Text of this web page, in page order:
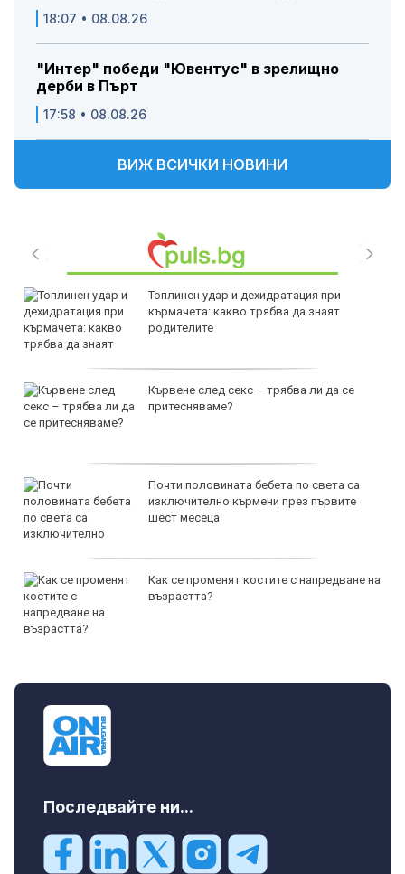
18:07 • 08.08.26
"Интер" победи "Ювентус" в зрелищно
дерби в Пърт
17:58 • 08.08.26
ВИЖ ВСИЧКИ НОВИНИ
Топлинен удар и дехидратация при
кърмачета: какво трябва да знаят
родителите
Кървене след секс – трябва ли да се
притесняваме?
Почти половината бебета по света са
изключително кърмени през първите
шест месеца
Как се променят костите с напредване на
възрастта?
Последвайте ни...